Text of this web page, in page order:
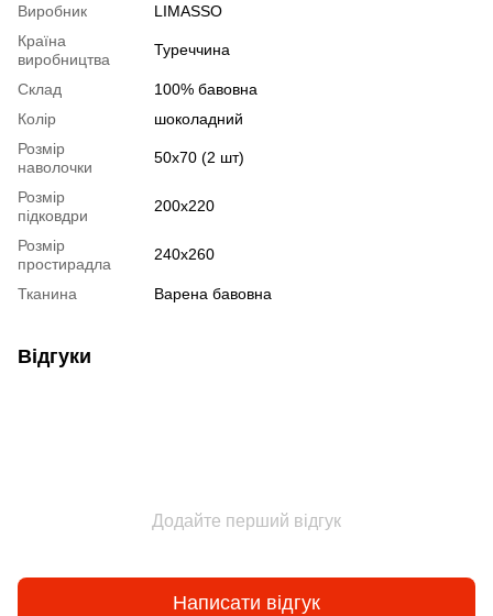
Виробник
LIMASSO
Країна
виробництва
Туреччина
Склад
100% бавовна
Колір
шоколадний
Розмір
наволочки
50х70 (2 шт)
Розмір
підковдри
200х220
Розмір
простирадла
240х260
Тканина Варена бавовна
Відгуки
Додайте перший відгук
Написати відгук